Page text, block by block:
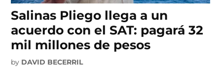
Salinas Pliego llega a un
acuerdo con el SAT: pagará 32
mil millones de pesos
by DAVID BECERRIL